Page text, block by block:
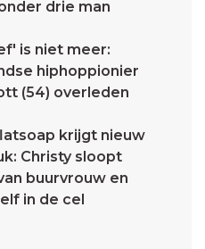
drie man
is niet meer:
hiphoppionier
(54) overleden
krijgt nieuw
Christy sloopt
buurvrouw en
in de cel